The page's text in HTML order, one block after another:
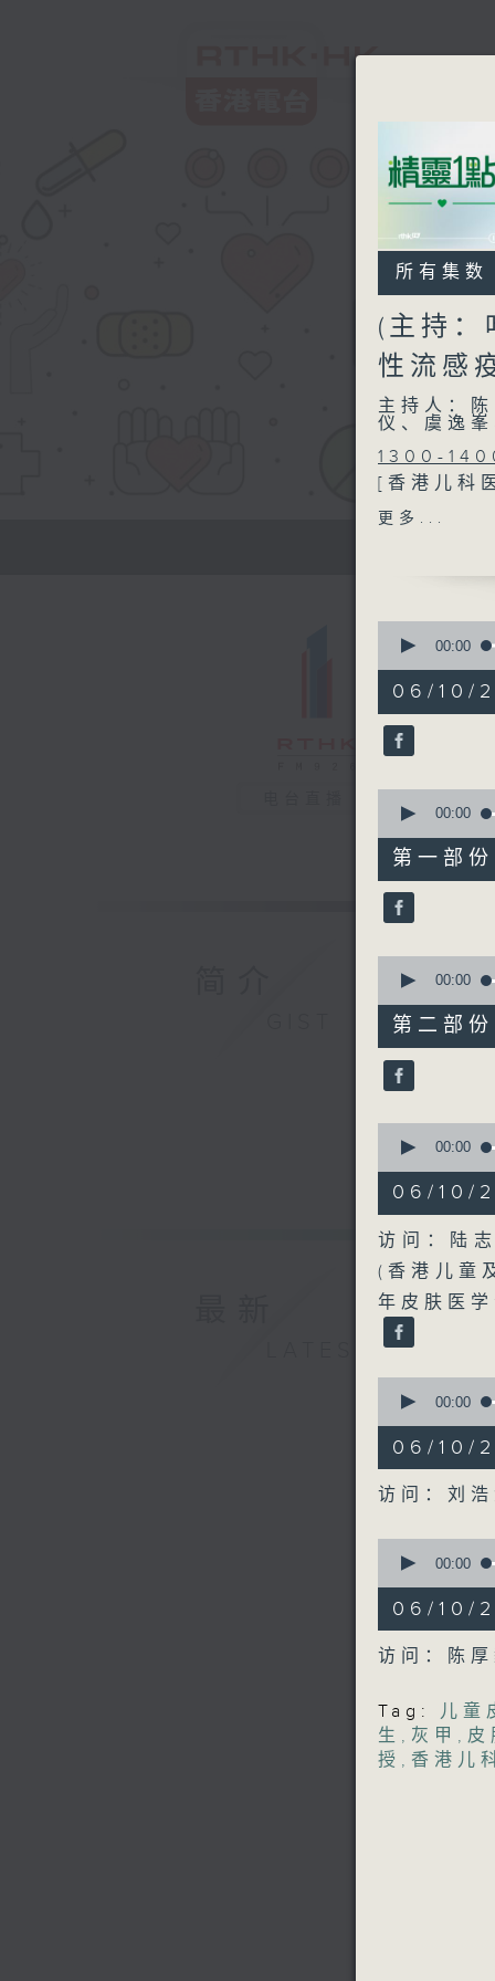
所有集数
(主持
性流感
主持人：
仪、虞逸
1300-
[香港儿科
主题：儿
1400-
[卫生署健
主题：接
嘉宾：刘
1430-
主题：灰甲
更多...
seconds
hour,
39
minutes,
35
90%
00:00
06/10/
seconds
50
minutes,
0
seconds
90%
00:00
第一部
seconds
49
minutes,
44
seconds
90%
00:00
第二部
seconds
49
minutes,
55
seconds
90%
00:00
06/10/
访问：陆
(香港儿童
年皮肤医
seconds
19
minutes,
36
seconds
90%
00:00
06/10/
访问：刘
seconds
17
minutes,
52
seconds
90%
00:00
06/10/
访问：陈
Tag:
儿童
生 , 灰甲 , 皮
授 , 香港儿